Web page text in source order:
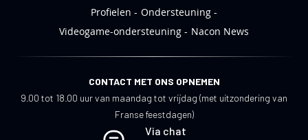
Profielen
Ondersteuning
Videogame-ondersteuning
Nacon News
CONTACT MET ONS OPNEMEN
9.00 tot 18.00 uur van maandag tot vrijdag (met uitzondering van
Franse feestdagen)
Via chat